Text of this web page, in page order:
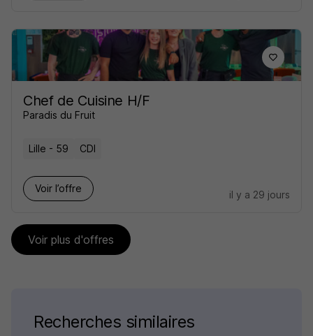
Chef de Cuisine H/F
Paradis du Fruit
Lille - 59 CDI
Voir l’offre
il y a 29 jours
Voir plus d'offres
Recherches similaires